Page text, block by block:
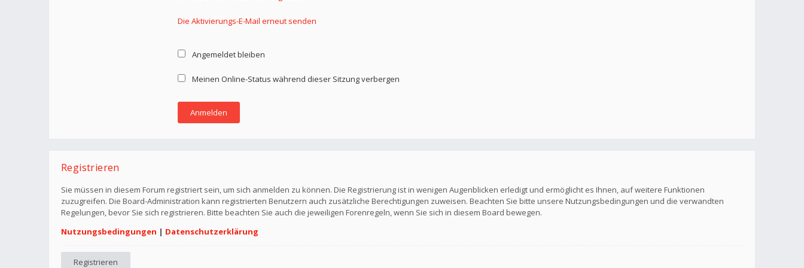
Die Aktivierungs-E-Mail erneut senden
Angemeldet bleiben
Meinen Online-Status während dieser Sitzung verbergen
Registrieren
Sie müssen in diesem Forum registriert sein, um sich anmelden zu können. Die Registrierung ist in wenigen Augenblicken erledigt und ermöglicht es Ihnen, auf weitere Funktionen
zuzugreifen. Die Board-Administration kann registrierten Benutzern auch zusätzliche Berechtigungen zuweisen. Beachten Sie bitte unsere Nutzungsbedingungen und die verwandten
Regelungen, bevor Sie sich registrieren. Bitte beachten Sie auch die jeweiligen Forenregeln, wenn Sie sich in diesem Board bewegen.
Nutzungsbedingungen | Datenschutzerklärung
Registrieren